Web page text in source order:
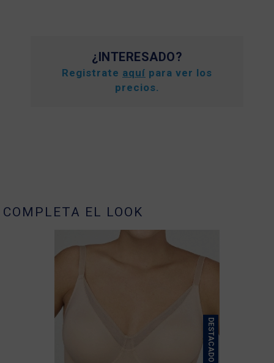
¿INTERESADO?
Registrate aquí para ver los
precios.
COMPLETA EL LOOK
DESTACADO